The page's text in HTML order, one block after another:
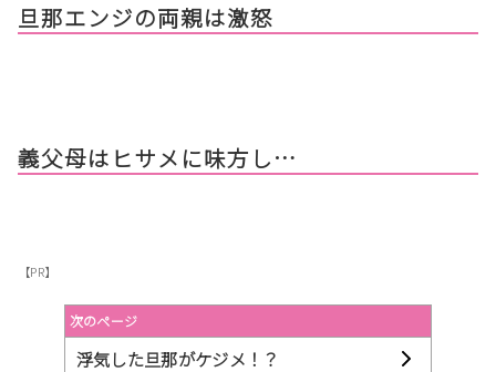
旦那エンジの両親は激怒
義父母はヒサメに味方し…
【PR】
次のページ
浮気した旦那がケジメ！？